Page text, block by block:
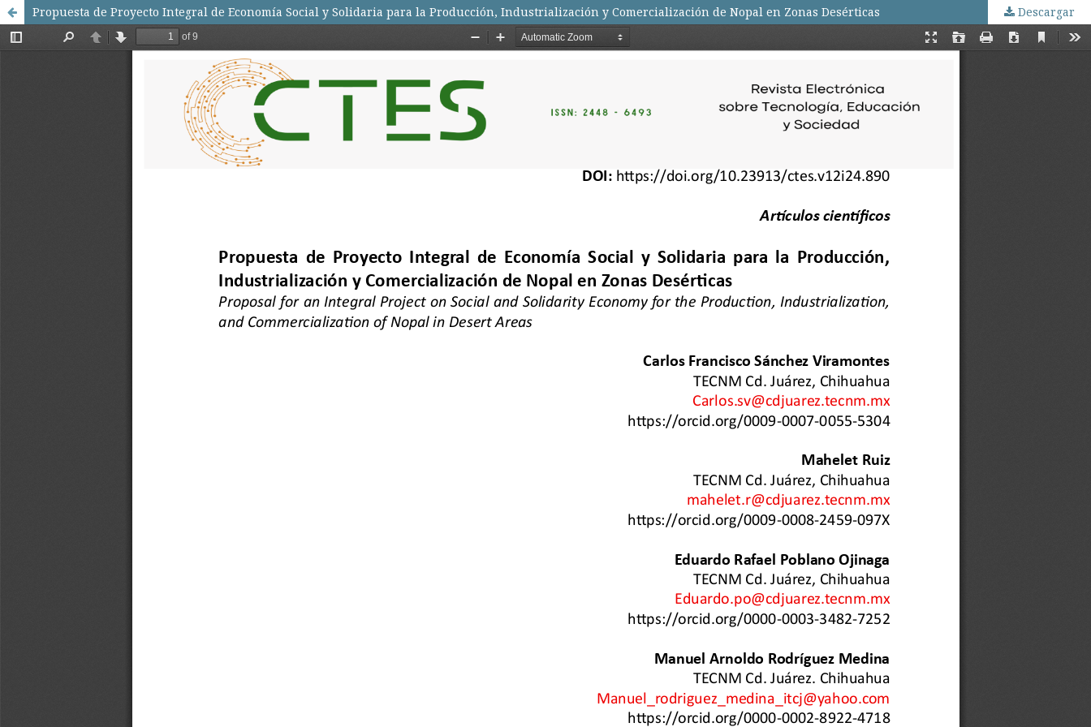
Propuesta de Proyecto Integral de Economía Social y Solidaria para la Producción, Industrialización y Comercialización de Nopal en Zonas Desérticas Descargar